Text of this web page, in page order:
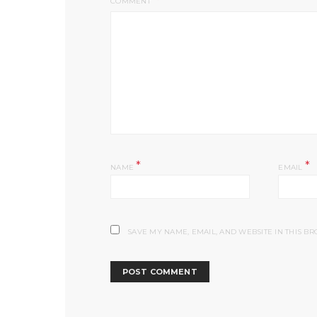
NAME * EMAIL *
SAVE MY NAME, EMAIL, AND WEBSITE IN THIS